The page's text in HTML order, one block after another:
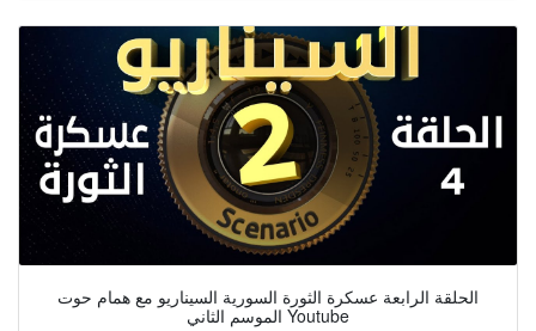
الحلقة الرابعة عسكرة الثورة السورية السيناريو مع همام حوت
الموسم الثاني Youtube